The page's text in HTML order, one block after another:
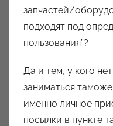
запчастей/
подходят под
пользования”?
Да и тем, у кого
заниматься
именно личное
посылки в пункте